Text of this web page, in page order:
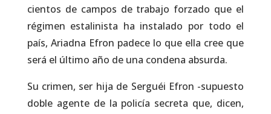
cientos de campos de trabajo forzado que el
régimen estalinista ha instalado por todo el
país, Ariadna Efron padece lo que ella cree que
será el último año de una condena absurda.
Su crimen, ser hija de Serguéi Efron -supuesto
doble agente de la policía secreta que, dicen,